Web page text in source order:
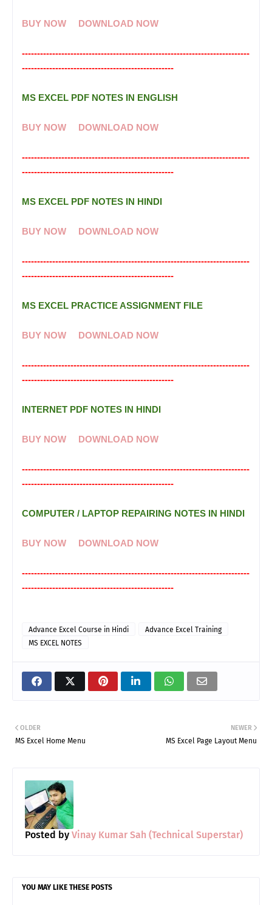
BUY NOW DOWNLOAD NOW
---------------------------------------------------------------------------
--------------------------------------------------
MS EXCEL PDF NOTES IN ENGLISH
BUY NOW DOWNLOAD NOW
---------------------------------------------------------------------------
--------------------------------------------------
MS EXCEL PDF NOTES IN HINDI
BUY NOW DOWNLOAD NOW
---------------------------------------------------------------------------
--------------------------------------------------
MS EXCEL PRACTICE ASSIGNMENT FILE
BUY NOW DOWNLOAD NOW
---------------------------------------------------------------------------
--------------------------------------------------
INTERNET PDF NOTES IN HINDI
BUY NOW DOWNLOAD NOW
---------------------------------------------------------------------------
--------------------------------------------------
COMPUTER / LAPTOP REPAIRING NOTES IN HINDI
BUY NOW DOWNLOAD NOW
---------------------------------------------------------------------------
--------------------------------------------------
Advance Excel Course in Hindi
Advance Excel Training
MS EXCEL NOTES
NEWER
MS Excel Page Layout Menu
OLDER
MS Excel Home Menu
Posted by Vinay Kumar Sah (Technical Superstar)
YOU MAY LIKE THESE POSTS